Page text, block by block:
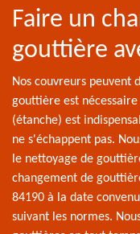
Faire un
gouttière
Nos couvreurs peuvent
gouttière est
(étanche) est
ne s'échappent pas.
le nettoyage de
changement de
84190 à la date
suivant les normes.